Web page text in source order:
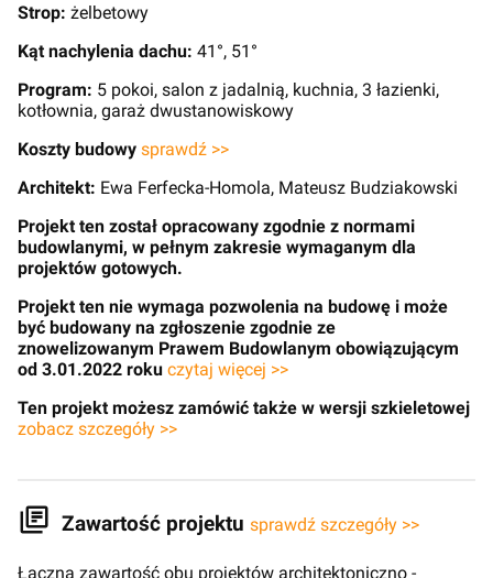
Strop: żelbetowy
Kąt nachylenia dachu: 41°, 51°
Program: 5 pokoi, salon z jadalnią, kuchnia, 3 łazienki,
kotłownia, garaż dwustanowiskowy
Koszty budowy sprawdź >>
Architekt: Ewa Ferfecka-Homola, Mateusz Budziakowski
Projekt ten został opracowany zgodnie z normami
budowlanymi, w pełnym zakresie wymaganym dla
projektów gotowych.
Projekt ten nie wymaga pozwolenia na budowę i może
być budowany na zgłoszenie zgodnie ze
znowelizowanym Prawem Budowlanym obowiązującym
od 3.01.2022 roku czytaj więcej >>
Ten projekt możesz zamówić także w wersji szkieletowej
zobacz szczegóły >>
Zawartość projektu sprawdź szczegóły >>
Łączna zawartość obu projektów architektoniczno -